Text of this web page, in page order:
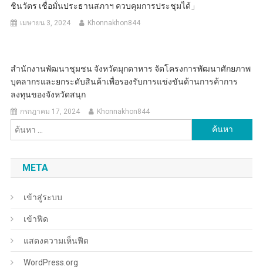
ชินวัตร เชื่อมั่นประธานสภาฯ ควบคุมการประชุมได้」
เมษายน 3, 2024 Khonnakhon844
สำนักงานพัฒนาชุมชน จังหวัดมุกดาหาร จัดโครงการพัฒนาศักยภาพ
บุคลากรและยกระดับสินค้าเพื่อรองรับการแข่งขันด้านการค้าการ
ลงทุนของจังหวัดสนุก
กรกฎาคม 17, 2024 Khonnakhon844
สำหรับ:
META
เข้าสู่ระบบ
เข้าฟีด
แสดงความเห็นฟีด
WordPress.org